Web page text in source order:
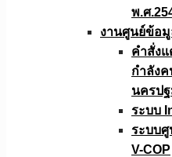
พ.ศ
งานศูนย์ข้อ
คำสั่ง
กำลัง
นครป
ระบบ
ระบบศู
V-COP